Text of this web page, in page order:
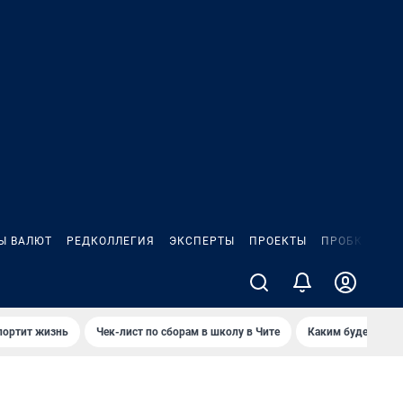
ВАЛЮТ РЕДКОЛЛЕГИЯ ЭКСПЕРТЫ ПРОЕКТЫ ПРОБКИ
жизнь Чек-лист по сборам в школу в Чите Каким будет